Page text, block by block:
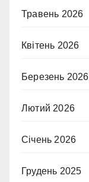
Травень 2026
Квітень 2026
Березень 2026
Лютий 2026
Січень 2026
Грудень 2025